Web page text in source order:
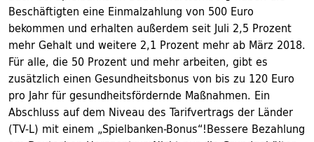
Beschäftigten eine Einmalzahlung von 500 Euro
bekommen und erhalten außerdem seit Juli 2,5 Prozent
mehr Gehalt und weitere 2,1 Prozent mehr ab März 2018.
Für alle, die 50 Prozent und mehr arbeiten, gibt es
zusätzlich einen Gesundheitsbonus von bis zu 120 Euro
pro Jahr für gesundheitsfördernde Maßnahmen. Ein
Abschluss auf dem Niveau des Tarifvertrags der Länder
(TV-L) mit einem „Spielbanken-Bonus“!Bessere Bezahlung